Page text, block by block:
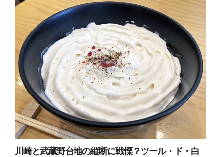
川崎と武蔵野台地の縦断に戦慄？ツール・ド・白